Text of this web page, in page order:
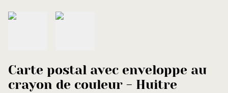
Carte postal avec enveloppe au
crayon de couleur - Huitre